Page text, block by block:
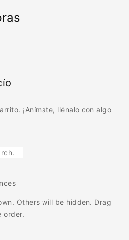
¡Anímate, llénalo con algo
Others will be hidden. Drag
order.